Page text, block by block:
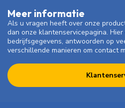
Meer informatie
Als u vragen heeft over onze
dan onze klantenservicepagina.
bedrijfsgegevens, antwoorden op
verschillende manieren om contact